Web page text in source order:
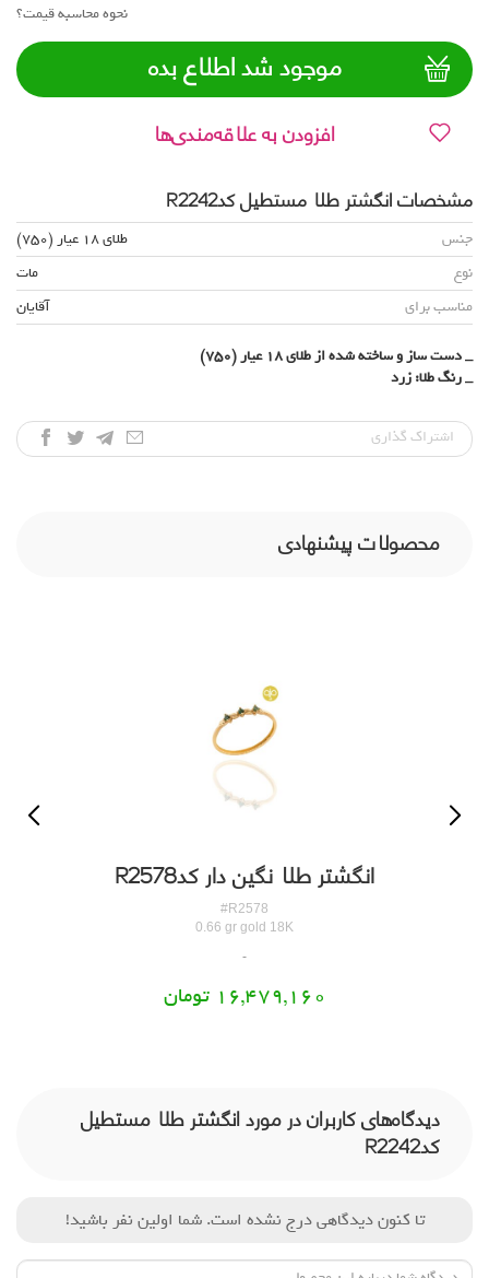
نحوه محاسبه قیمت؟
موجود شد اطلاع بده
افزودن به علاقه‌مندی‌ها
مشخصات انگشتر طلا مستطیل کدR2242
جنس
طلای 18 عیار (750)
نوع
مات
مناسب برای
آقایان
_ دست ساز و ساخته شده از طلای 18 عیار (750)
_ رنگ طلا: زرد
اشتراک‌ گذاری
محصولات پیشنهادی
انگشتر طلا نگین دار کدR2578
#R2578
0.66 gr gold 18K
16,479,160 تومان
دیدگاه‌های کاربران در مورد انگشتر طلا مستطیل
کدR2242
تا کنون دیدگاهی درج نشده است. شما اولین نفر باشید!